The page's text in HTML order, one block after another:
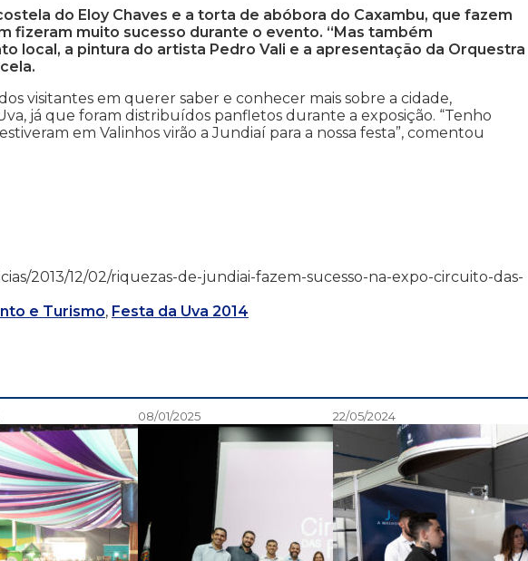
do Eloy Chaves e a torta de abóbora do Caxambu, que fazem
fizeram muito sucesso durante o evento. “Mas também
local, a pintura do artista Pedro Vali e a apresentação da Orquestra
visitantes em querer saber e conhecer mais sobre a cidade,
já que foram distribuídos panfletos durante a exposição. “Tenho
em Valinhos virão a Jundiaí para a nossa festa”, comentou
2013/12/02/riquezas-de-jundiai-fazem-sucesso-na-expo-circuito-das-
e Turismo, Festa da Uva 2014
08/01/2025 22/05/2024